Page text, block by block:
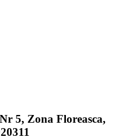
5, Zona Floreasca,